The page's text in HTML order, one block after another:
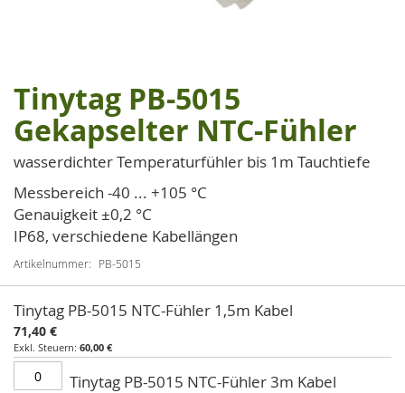
Zum
Anfang
der
Bildgalerie
Tinytag PB-5015
Gekapselter NTC-Fühler
wasserdichter Temperaturfühler bis 1m Tauchtiefe
Messbereich -40 ... +105 °C
Genauigkeit ±0,2 °C
IP68, verschiedene Kabellängen
Artikelnummer PB-5015
für
gruppiertes
Produkt
Tinytag PB-5015 NTC-Fühler 1,5m Kabel
71,40 €
60,00 €
Tinytag PB-5015 NTC-Fühler 3m Kabel